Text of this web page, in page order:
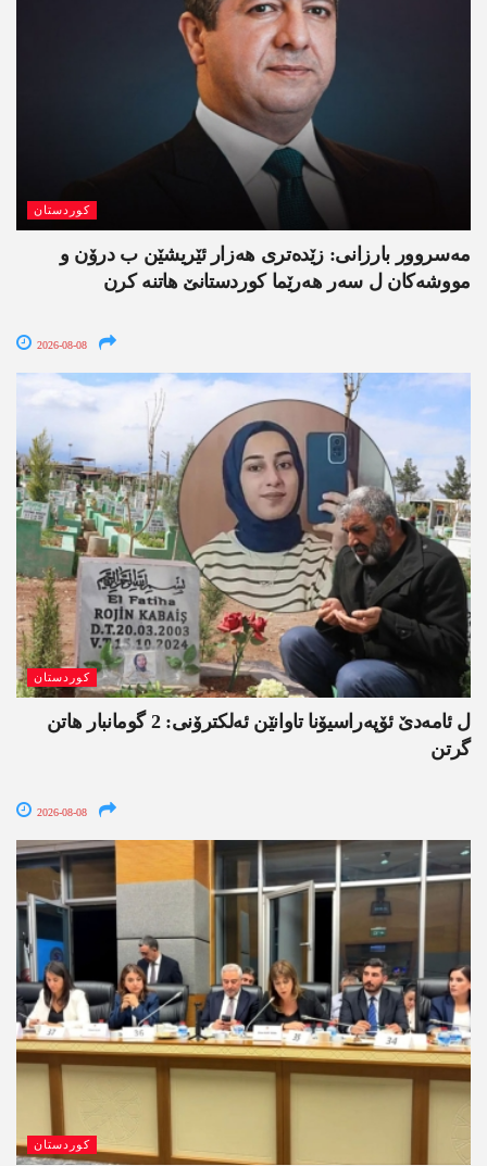
کوردستان
مەسروور بارزانی: زێدەتری ھەزار ئێریشێن ب درۆن و
مووشەکان ل سەر ھەرێما کوردستانێ ھاتنە کرن
2026-08-08
کوردستان
ل ئامەدێ ئۆپەراسیۆنا تاوانێن ئەلکترۆنی: 2 گومانبار ھاتن
گرتن
2026-08-08
کوردستان